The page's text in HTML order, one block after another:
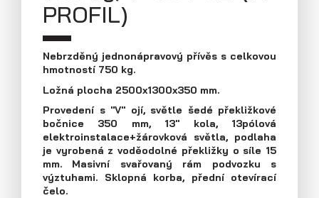
Navštivte nás
Průmyslová 2081, 594 01 Velké Meziříčí
Tel: +420 566 653 311
Fax: +420 566 653 368
E-mail: obchod@agados.cz
Sledujte nás
Přívěsy s koly vedle ložné plochy
(plechové bočnice)
PROFIL)
Nebrzděný jednonápravový přívěs s celkovou
hmotností 750 kg.
Ložná plocha 2500x1300x350 mm.
Provedení s "V" ojí, světle šedé překližkové
bočnice 350 mm, 13" kola, 13pólová
elektroinstalace+žárovková světla, podlaha
je vyrobená z voděodolné překližky o síle 15
mm. Masivní svařovaný rám podvozku s
výztuhami. Sklopná korba, přední otevírací
čelo.